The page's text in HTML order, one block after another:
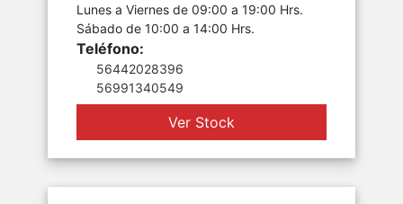
Lunes a Viernes de 09:00 a 19:00 Hrs.
Sábado de 10:00 a 14:00 Hrs.
Teléfono:
56442028396
56991340549
Ver Stock